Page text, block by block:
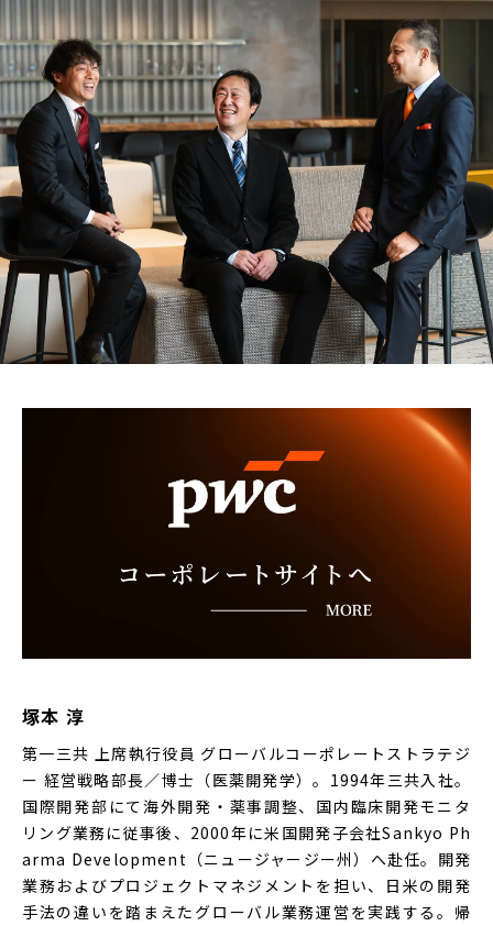
塚本 淳
第一三共 上席執行役員 グローバルコーポレートストラテジ
ー 経営戦略部長／博士（医薬開発学）。1994年三共入社。
国際開発部にて海外開発・薬事調整、国内臨床開発モニタ
リング業務に従事後、2000年に米国開発子会社Sankyo Ph
arma Development（ニュージャージー州）へ赴任。開発
業務およびプロジェクトマネジメントを担い、日米の開発
手法の違いを踏まえたグローバル業務運営を実践する。帰